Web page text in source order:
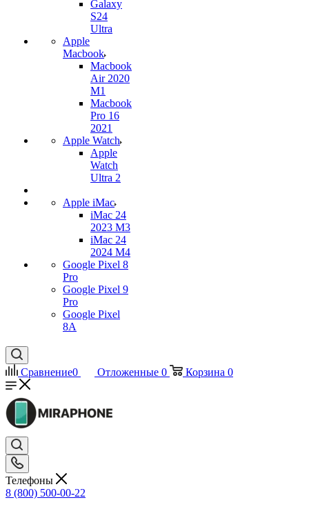
Galaxy
S24
Ultra
Apple
Macbook
Macbook
Air 2020
M1
Macbook
Pro 16
2021
Apple Watch
Apple
Watch
Ultra 2
Apple iMac
iMac 24
2023 M3
iMac 24
2024 M4
Google Pixel 8
Pro
Google Pixel 9
Pro
Google Pixel
8A
Сравнение0 Отложенные 0 Корзина 0
Телефоны
8 (800) 500-00-22